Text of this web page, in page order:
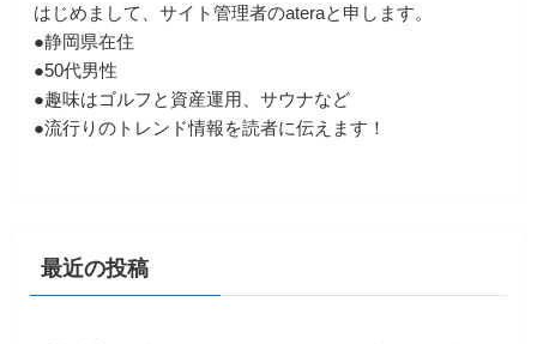
はじめまして、サイト管理者のateraと申します。
●静岡県在住
●50代男性
●趣味はゴルフと資産運用、サウナなど
●流行りのトレンド情報を読者に伝えます！
最近の投稿